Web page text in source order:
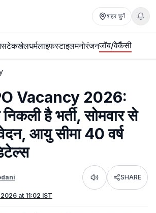
शहर चुनें
टेकखेलधर्मलाइफस्टाइलमनोरंजनजॉब/वेकैंसी
Vacancy 2026:
है भर्ती, सोमवार से
आयु सीमा 40 वर्ष
Listen SHARE
at 11:02 IST